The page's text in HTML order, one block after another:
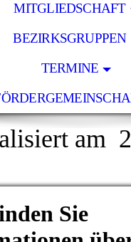
MITGLIEDSCHAFT
BEZIRKSGRUPPEN
TERMINE
am
Sie